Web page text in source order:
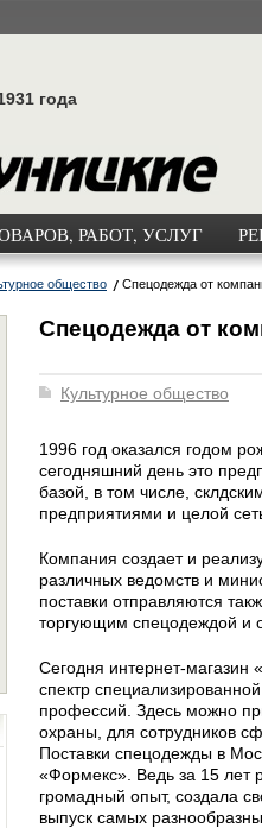
года
РАБОТ, УСЛУГ
общество Спецодежда от
Спецодежда от
Культурное общество
1996 год оказался годом
сегодняшний день это
базой, в том числе,
предприятиями и целой
Компания создает и
различных ведомств и
поставки отправляются
торгующим спецодеждой и
Сегодня интернет-
спектр
профессий. Здесь можно
охраны, для сотрудников
Поставки спецодежды в
«Формекс». Ведь за 15 лет
громадный опыт, создала
выпуск самых